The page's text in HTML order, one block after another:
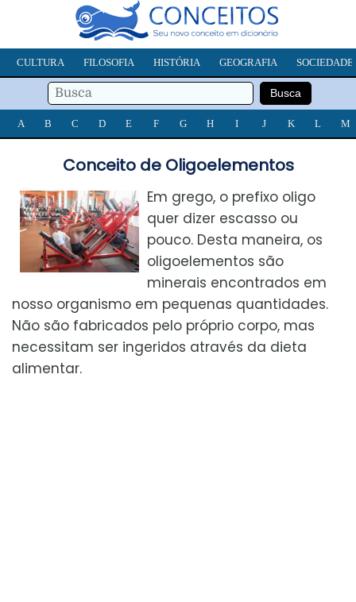
CULTURA FILOSOFIA HISTÓRIA GEOGRAFIA SOCIEDADE
A B C D E F G H I J K L M
Conceito de Oligoelementos
Em grego, o prefixo oligo
quer dizer escasso ou
pouco. Desta maneira, os
oligoelementos são
minerais encontrados em
nosso organismo em pequenas quantidades.
Não são fabricados pelo próprio corpo, mas
necessitam ser ingeridos através da dieta
alimentar.